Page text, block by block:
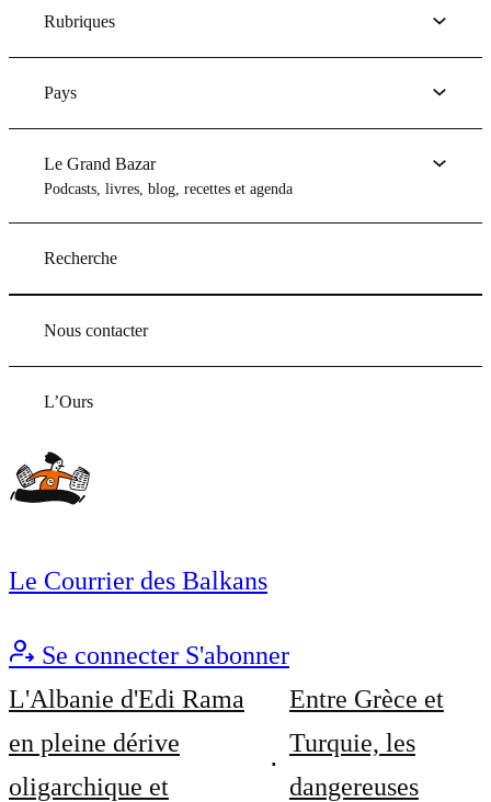
Rubriques
Pays
Le Grand Bazar
Podcasts, livres, blog, recettes et agenda
Recherche
Nous contacter
L’Ours
Le Courrier des Balkans
Se connecter S'abonner
L'Albanie d'Edi Rama
en pleine dérive
oligarchique et
Entre Grèce et
Turquie, les
dangereuses